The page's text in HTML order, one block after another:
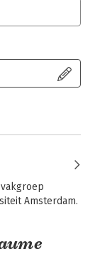
Amsterdam.